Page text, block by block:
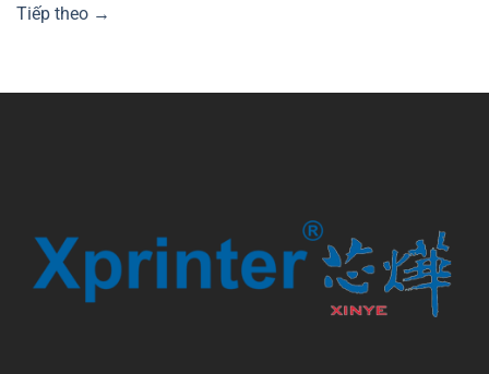
Tiếp theo →